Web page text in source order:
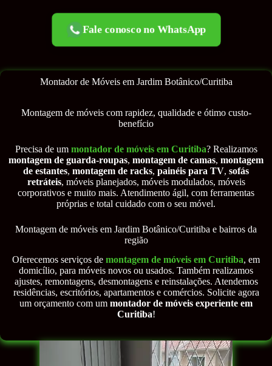
Fale conosco no WhatsApp
Montador de Móveis em Jardim Botânico/Curitiba
Montagem de móveis com rapidez, qualidade e ótimo custo-
benefício
Precisa de um montador de móveis em Curitiba? Realizamos
montagem de guarda-roupas, montagem de camas, montagem
de estantes, montagem de racks, painéis para TV, sofás
retráteis, móveis planejados, móveis modulados, móveis
corporativos e muito mais. Atendimento ágil, com ferramentas
próprias e total cuidado com o seu móvel.
Montagem de móveis em Jardim Botânico/Curitiba e bairros da
região
Oferecemos serviços de montagem de móveis em Curitiba, em
domicílio, para móveis novos ou usados. Também realizamos
ajustes, remontagens, desmontagens e reinstalações. Atendemos
residências, escritórios, apartamentos e comércios. Solicite agora
um orçamento com um montador de móveis experiente em
Curitiba!